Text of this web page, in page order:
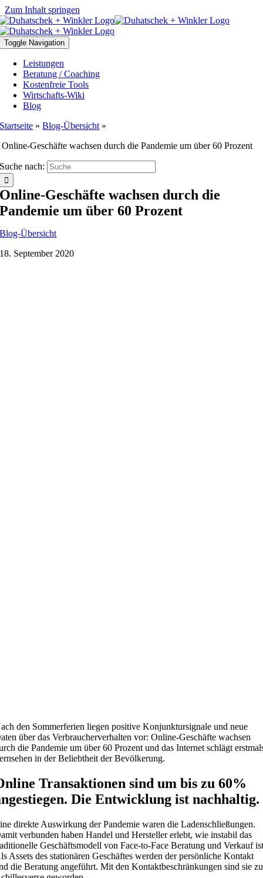
Zum Inhalt springen
Toggle Navigation
Leistungen
Beratung / Coaching
Kostenfreie Tools
Wirtschafts-Wiki
Blog
Startseite »Blog-Übersicht »
Online-Geschäfte wachsen durch die Pandemie um über 60 Prozent
Suche nach:
Online-Geschäfte wachsen durch die
Pandemie um über 60 Prozent
Blog-Übersicht
18. September 2020
den Sommerferien liegen positive Konjunktursignale und neue
über das Verbraucherverhalten vor: Online-Geschäfte wachsen
die Pandemie um über 60 Prozent und das Internet schlägt
in der Beliebtheit der Bevölkerung.
Transaktionen sind um bis zu 60%
Die Entwicklung ist nachhaltig.
direkte Auswirkung der Pandemie waren die Ladenschließungen.
verbunden haben Handel und Hersteller erlebt, wie instabil das
Geschäftsmodell von Face-to-Face Beratung und Verkauf
Assets des stationären Geschäftes werden der persönliche Kontakt
die Beratung angeführt. Mit den Kontaktbeschränkungen sind sie